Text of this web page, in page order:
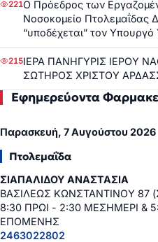
221Ο Πρόεδρος των
Νοσοκομείο
“υποδέχεται” τον
215ΙΕΡΑ ΠΑΝΗΓΥΡΙΣ ΙΕΡΟΥ
ΣΩΤΗΡΟΣ ΧΡΙΣΤΟΥ
Εφημερεύοντα
Παρασκευή, 7 Αυγούστου 2026
Πτολεμαΐδα
ΣΙΑΠΑΛΙΔΟΥ ΑΝΑΣΤΑΣΙΑ
ΒΑΣΙΛΕΩΣ ΚΩΝΣΤΑΝΤΙΝΟΥ 87
8:30 ΠΡΩΙ - 2:30 ΜΕΣΗΜΕΡΙ &
ΕΠΟΜΕΝΗΣ
2463022802